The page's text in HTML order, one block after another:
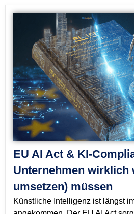
EU AI Act & KI-
Unternehmen wirklich
umsetzen) müssen
Künstliche Intelligenz ist längst